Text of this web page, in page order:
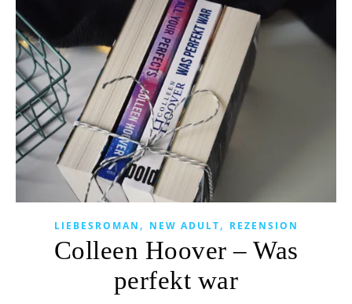
LIEBESROMAN , NEW ADULT, REZENSION
Colleen Hoover – Was
perfekt war